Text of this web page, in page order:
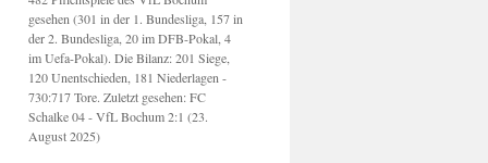
gesehen (301 in der 1. Bundesliga, 157 in
der 2. Bundesliga, 20 im DFB-Pokal, 4
im Uefa-Pokal). Die Bilanz: 201 Siege,
120 Unentschieden, 181 Niederlagen -
730:717 Tore. Zuletzt gesehen: FC
Schalke 04 - VfL Bochum 2:1 (23.
August 2025)